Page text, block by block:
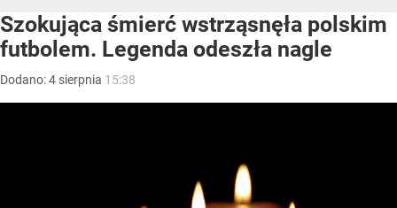
Szokująca śmierć wstrząsnęła polskim
futbolem. Legenda odeszła nagle
Dodano:4 sierpnia 15:38